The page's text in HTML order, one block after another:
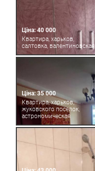
Ціна: 40 000
Квартира, харьков,
салтовка, валентиновская
Ціна: 35 000
Квартира, харьков,
жуковского поселок,
астрономическая